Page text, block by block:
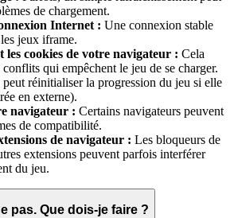
de chargement.
Internet : Une connexion stable
jeux iframe.
les cookies de votre navigateur : Cela
qui empêchent le jeu de se charger.
peut réinitialiser la progression du jeu si elle
en externe).
navigateur : Certains navigateurs peuvent
de compatibilité.
de navigateur : Les bloqueurs de
extensions peuvent parfois interférer
du jeu.
pas. Que dois-je faire ?